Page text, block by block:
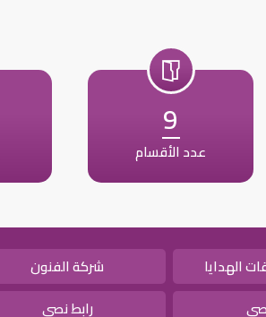
9
عدد الأقسام
الهدايا شركة الفنون
رابط نصي